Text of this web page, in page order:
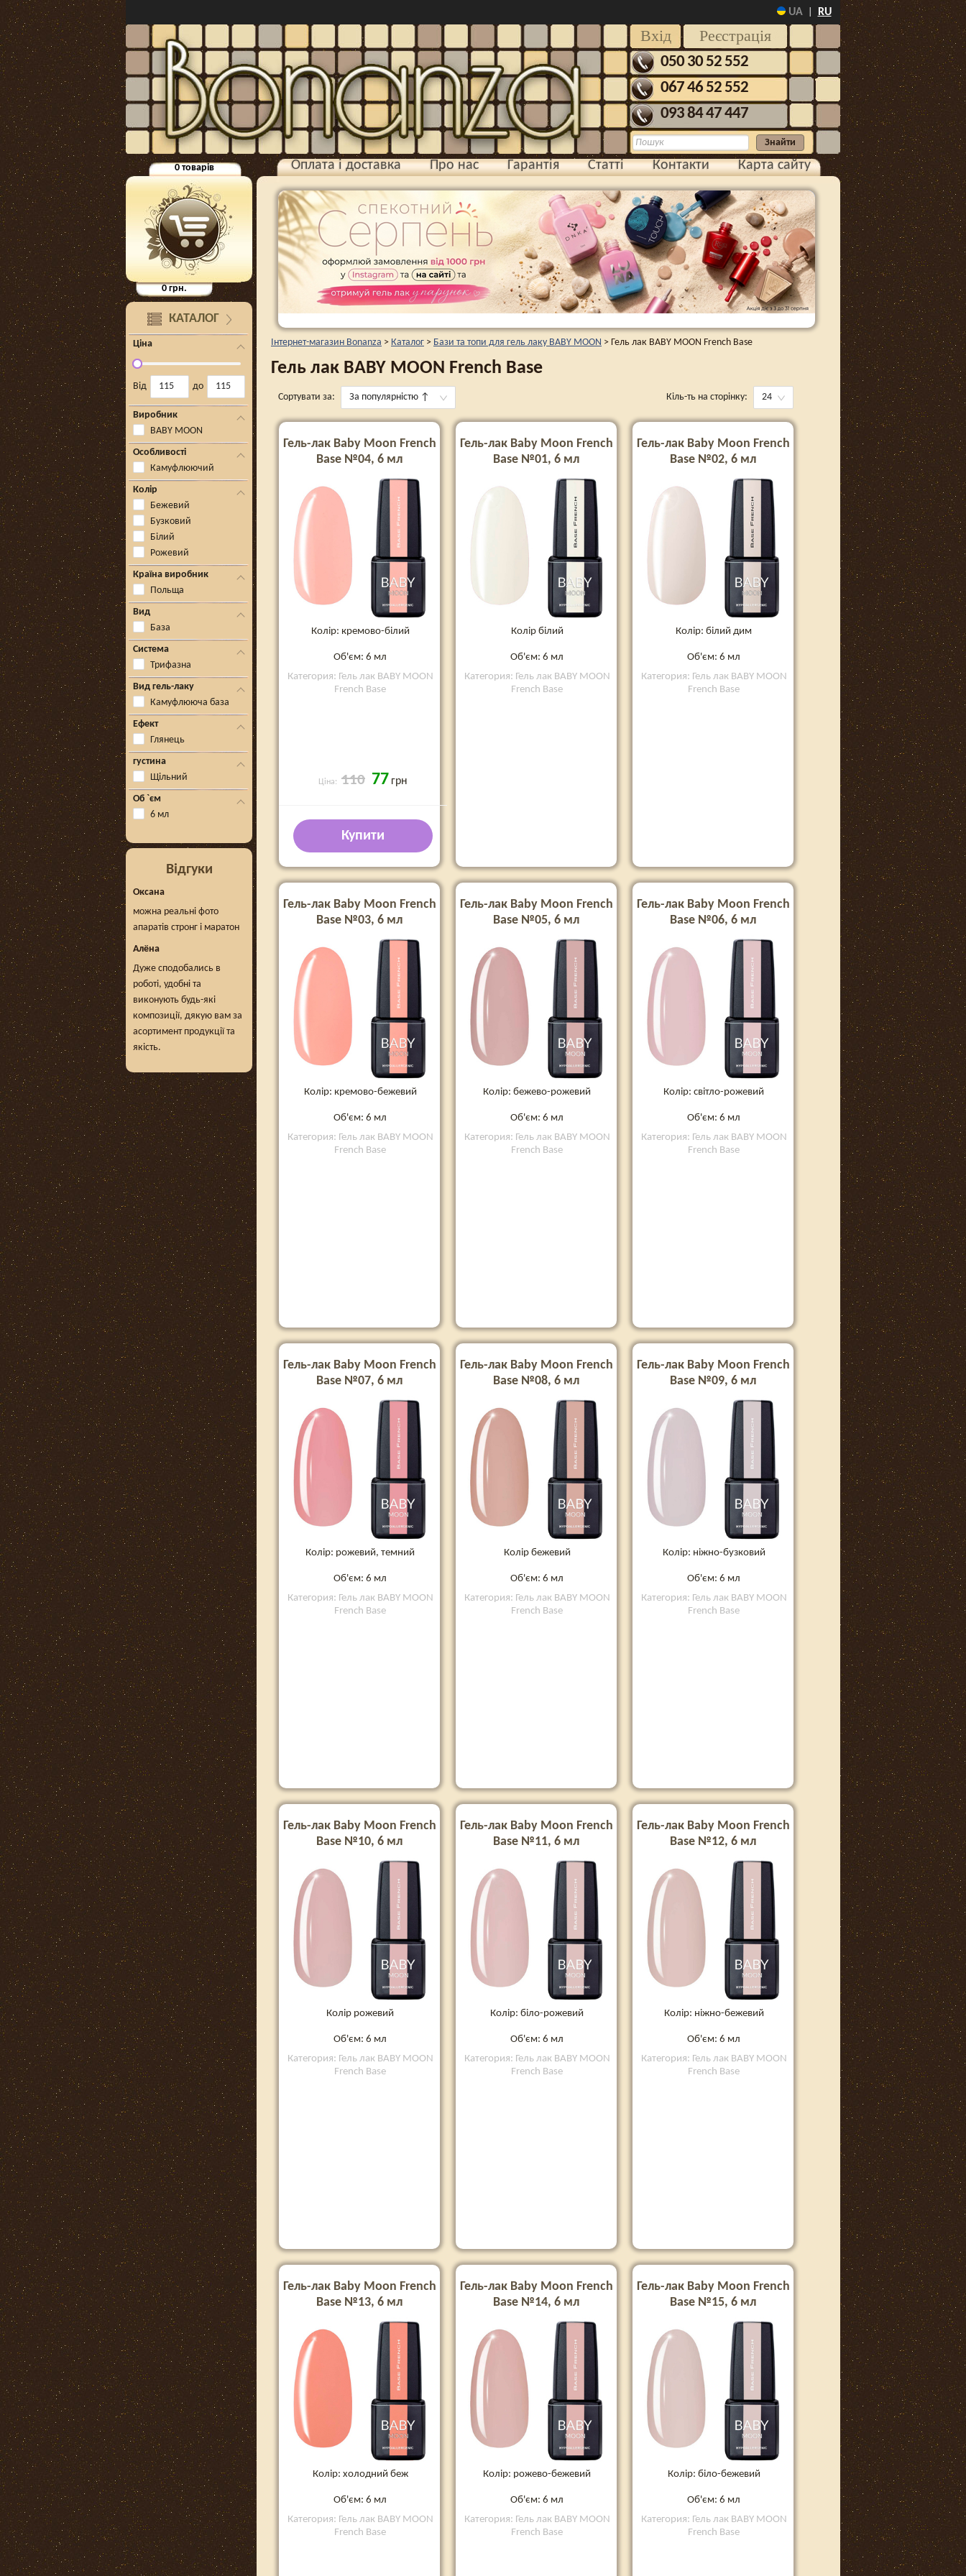
UA RU
Реєстрація
Вхід
050 30 52 552
067 46 52 552
093 84 47 447
0 товарів
0грн.
КАТАЛОГ
Ціна
Від до
Виробник
BABY MOON
Особливості
Камуфлюючий
Колір
Бежевий
Бузковий
Білий
Рожевий
Країна виробник
Польща
Вид
База
Система
Трифазна
Вид гель-лаку
Камуфлююча база
Ефект
Глянець
густина
Щільний
Об `єм
6 мл
Відгуки
Оксана
можна реальні фото
апаратів стронг і маратон
Алёна
Дуже сподобались в
роботі, удобні та
виконують будь-які
композиції, дякую вам за
асортимент продукції та
якість.
Оплата і доставка Про нас Гарантія Статті Контакти Карта сайту
Інтернет-магазин Bonanza > Каталог > Бази та топи для гель лаку BABY MOON > Гель лак BABY MOON French Base
Гель лак BABY MOON French Base
Сортувати за: За популярністю ↑ Кіль-ть на сторінку: 24
Гель-лак Baby Moon French
Base №04, 6 мл
Колір: кремово-білий
Об'єм: 6 мл
Категория: Гель лак BABY MOON
French Base
Ціна: 110 77 грн
Купити
Гель-лак Baby Moon French
Base №01, 6 мл
Колір білий
Об'єм: 6 мл
Категория: Гель лак BABY MOON
French Base
Гель-лак Baby Moon French
Base №02, 6 мл
Колір: білий дим
Об'єм: 6 мл
Категория: Гель лак BABY MOON
French Base
Гель-лак Baby Moon French
Base №03, 6 мл
Колір: кремово-бежевий
Об'єм: 6 мл
Категория: Гель лак BABY MOON
French Base
Гель-лак Baby Moon French
Base №05, 6 мл
Колір: бежево-рожевий
Об'єм: 6 мл
Категория: Гель лак BABY MOON
French Base
Гель-лак Baby Moon French
Base №06, 6 мл
Колір: світло-рожевий
Об'єм: 6 мл
Категория: Гель лак BABY MOON
French Base
Гель-лак Baby Moon French
Base №07, 6 мл
Колір: рожевий, темний
Об'єм: 6 мл
Категория: Гель лак BABY MOON
French Base
Гель-лак Baby Moon French
Base №08, 6 мл
Колір бежевий
Об'єм: 6 мл
Категория: Гель лак BABY MOON
French Base
Гель-лак Baby Moon French
Base №09, 6 мл
Колір: ніжно-бузковий
Об'єм: 6 мл
Категория: Гель лак BABY MOON
French Base
Гель-лак Baby Moon French
Base №10, 6 мл
Колір рожевий
Об'єм: 6 мл
Категория: Гель лак BABY MOON
French Base
Гель-лак Baby Moon French
Base №11, 6 мл
Колір: біло-рожевий
Об'єм: 6 мл
Категория: Гель лак BABY MOON
French Base
Гель-лак Baby Moon French
Base №12, 6 мл
Колір: ніжно-бежевий
Об'єм: 6 мл
Категория: Гель лак BABY MOON
French Base
Гель-лак Baby Moon French
Base №13, 6 мл
Колір: холодний беж
Об'єм: 6 мл
Категория: Гель лак BABY MOON
French Base
Гель-лак Baby Moon French
Base №14, 6 мл
Колір: рожево-бежевий
Об'єм: 6 мл
Категория: Гель лак BABY MOON
French Base
Гель-лак Baby Moon French
Base №15, 6 мл
Колір: біло-бежевий
Об'єм: 6 мл
Категория: Гель лак BABY MOON
French Base